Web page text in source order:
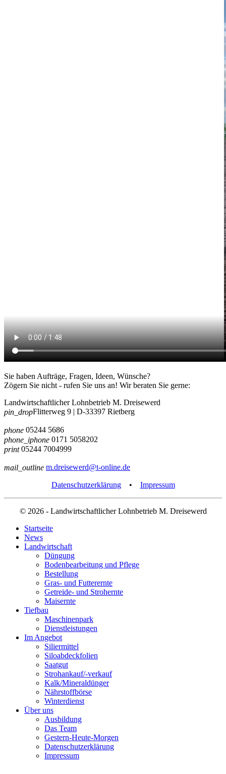
Sie haben Aufträge, Fragen, Ideen, Wünsche?
Zögern Sie nicht - rufen Sie uns an! Wir beraten Sie gerne:
Landwirtschaftlicher Lohnbetrieb M. Dreisewerd
pin_dropFlitterweg 9 | D-33397 Rietberg
phone 05244 5686
phone_iphone 0171 5058202
print05244 7004999
mail_outline m.dreisewerd@t-online.de
Datenschutzerklärung• Impressum
© 2026- Landwirtschaftlicher Lohnbetrieb M. Dreisewerd
Startseite
News
Landwirtschaft
Düngung
Bodenbearbeitung und Pflege
Bestellung
Gras- und Futterernte
Getreide- und Strohernte
Maisernte
Tiefbau
Maschinenpark
Dienstleistungen
Im Angebot
Siliermittel
Siloabdeckfolien
Saatgut
Strohankauf/-verkauf
Kalk/Mineraldünger
Nährstoffbörse
Winterdienst
Über uns
Ausbildung
Das Team
Gestern-Heute-Morgen
Datenschutzerklärung
Impressum